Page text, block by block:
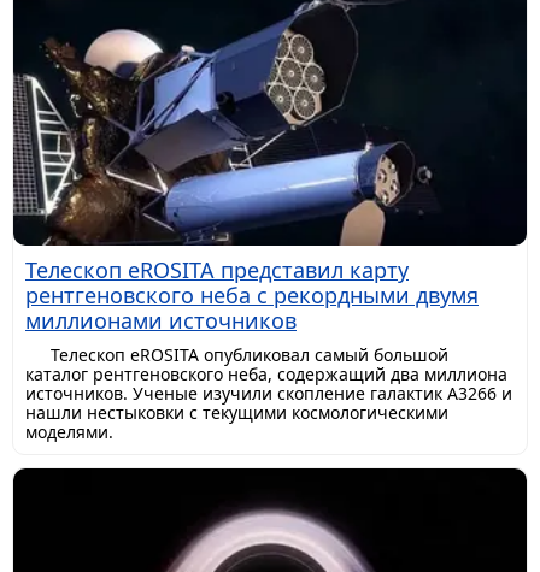
Телескоп eROSITA представил карту
рентгеновского неба с рекордными двумя
миллионами источников
Телескоп eROSITA опубликовал самый большой
каталог рентгеновского неба, содержащий два миллиона
источников. Ученые изучили скопление галактик A3266 и
нашли нестыковки с текущими космологическими
моделями.